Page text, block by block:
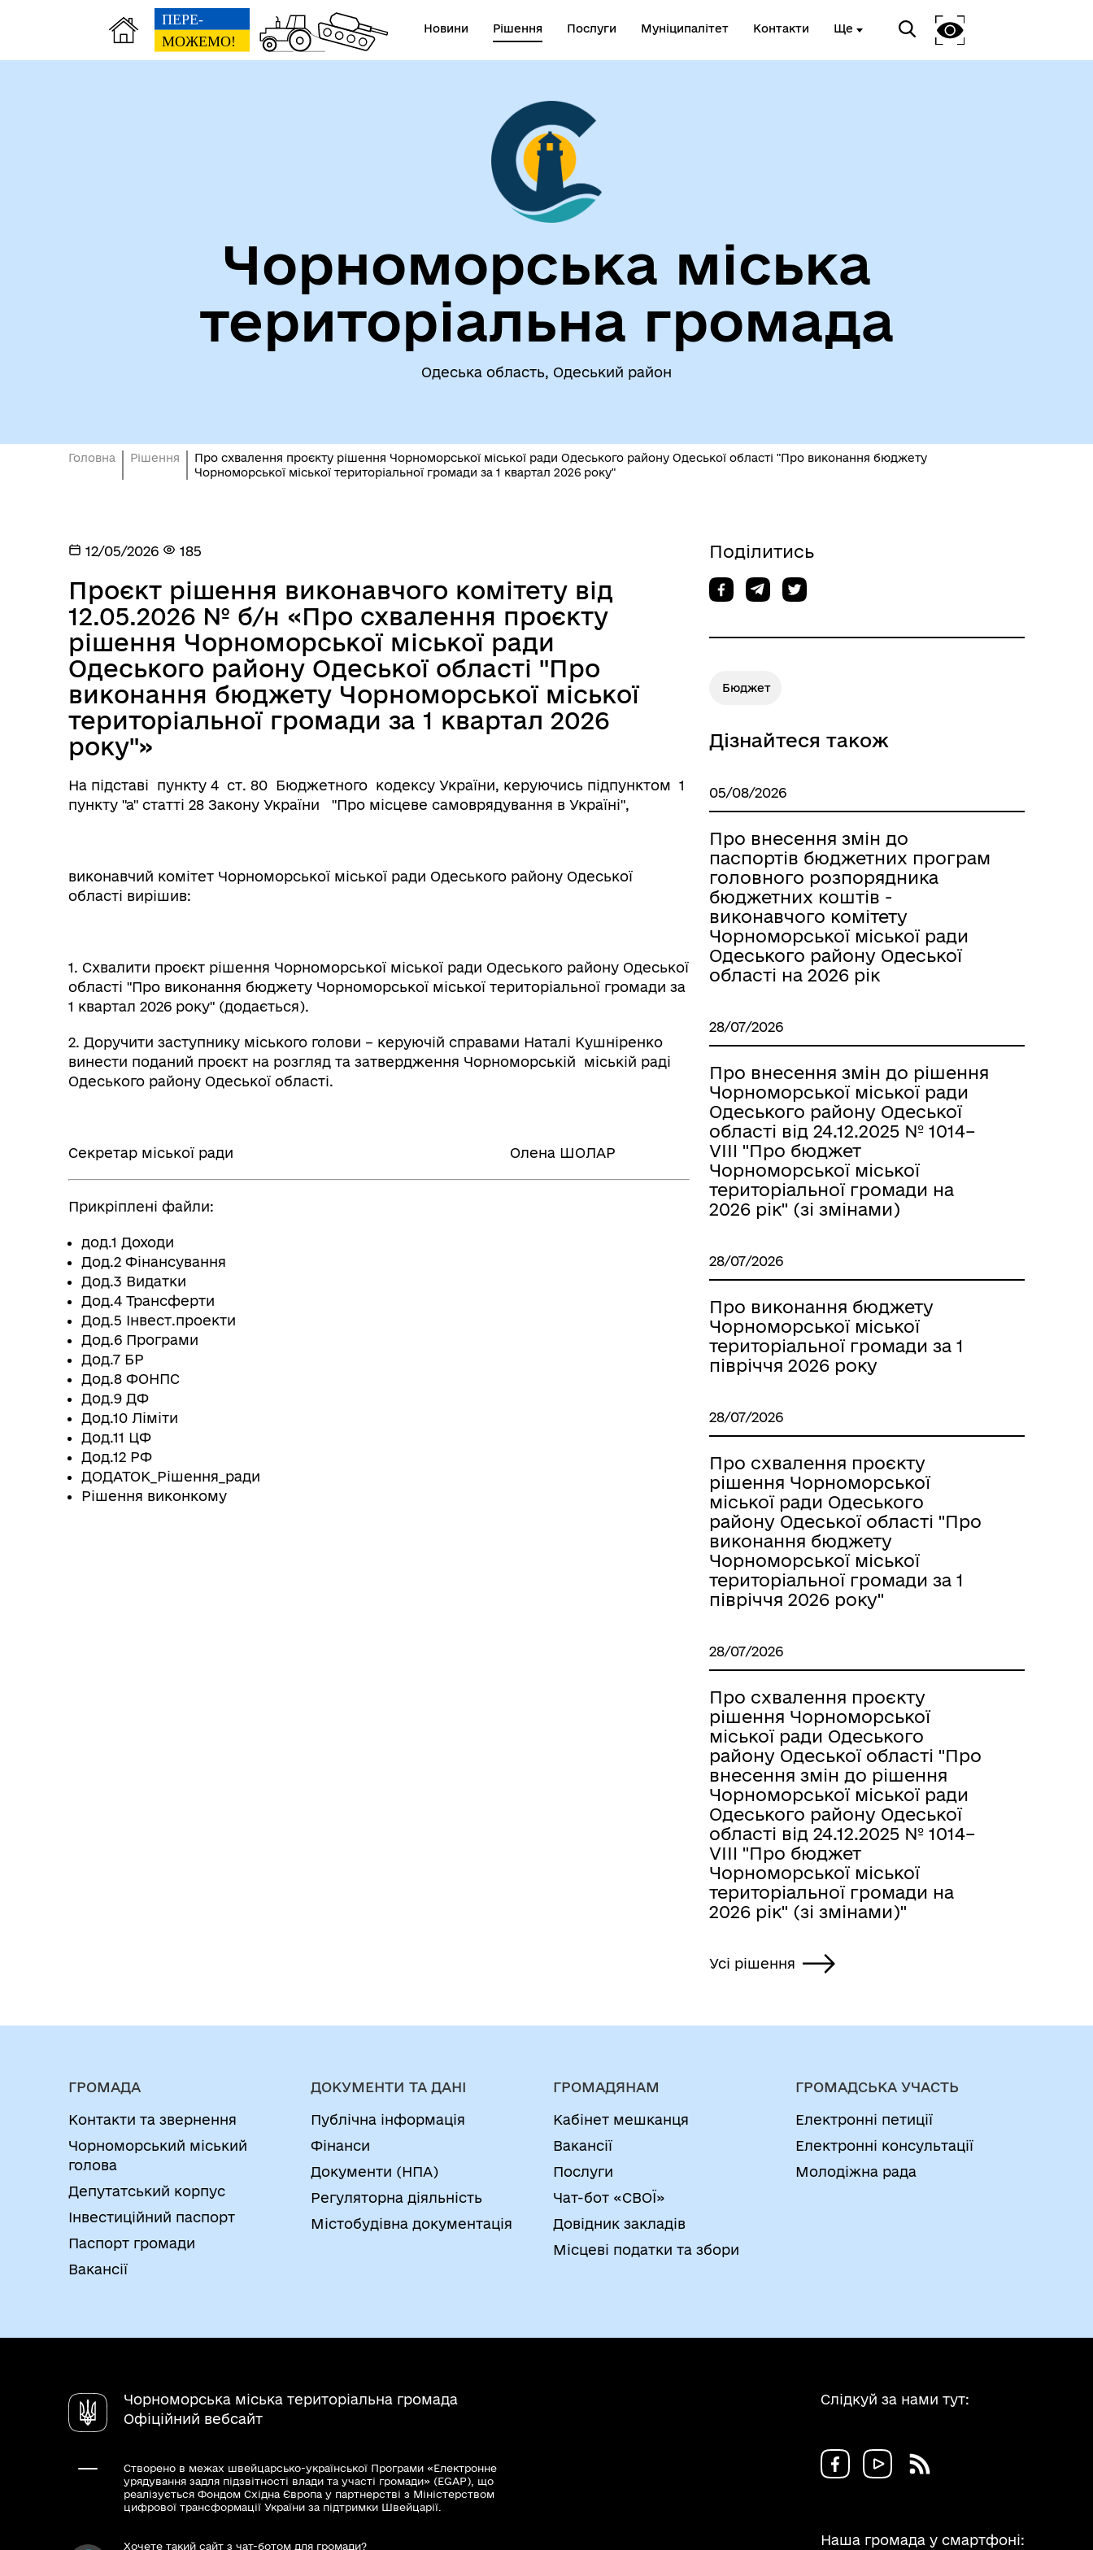
Новини Рішення Послуги Муніципалітет Контакти Ще
Місцеві податки та збори
Герої не вмирають!
До уваги внутрішньо
переміщених осіб
Чорноморська міська
територіальна громада
Одеська область, Одеський район
Головна Рішення
Про схвалення проєкту рішення Чорноморської міської ради Одеського району Одеської області "Про виконання бюджету
Чорноморської міської територіальної громади за 1 квартал 2026 року"
12/05/2026 185
Проєкт рішення виконавчого комітету від
12.05.2026 № б/н «Про схвалення проєкту
рішення Чорноморської міської ради
Одеського району Одеської області "Про
виконання бюджету Чорноморської міської
територіальної громади за 1 квартал 2026
року"»
На підставі пункту 4 ст. 80 Бюджетного кодексу України, керуючись підпунктом 1
пункту "а" статті 28 Закону України "Про місцеве самоврядування в Україні",
виконавчий комітет Чорноморської міської ради Одеського району Одеської
області вирішив:
1. Схвалити проєкт рішення Чорноморської міської ради Одеського району Одеської
області "Про виконання бюджету Чорноморської міської територіальної громади за
1 квартал 2026 року" (додається).
2. Доручити заступнику міського голови – керуючій справами Наталі Кушніренко
винести поданий проєкт на розгляд та затвердження Чорноморській міській раді
Одеського району Одеської області.
Секретар міської ради Олена ШОЛАР
Прикріплені файли:
дод.1 Доходи
Дод.2 Фінансування
Дод.3 Видатки
Дод.4 Трансферти
Дод.5 Інвест.проекти
Дод.6 Програми
Дод.7 БР
Дод.8 ФОНПС
Дод.9 ДФ
Дод.10 Ліміти
Дод.11 ЦФ
Дод.12 РФ
ДОДАТОК_Рішення_ради
Рішення виконкому
Поділитись
Бюджет
Дізнайтеся також
05/08/2026
Про внесення змін до
паспортів бюджетних програм
головного розпорядника
бюджетних коштів -
виконавчого комітету
Чорноморської міської ради
Одеського району Одеської
області на 2026 рік
28/07/2026
Про внесення змін до рішення
Чорноморської міської ради
Одеського району Одеської
області від 24.12.2025 № 1014–
VІII "Про бюджет
Чорноморської міської
територіальної громади на
2026 рік" (зі змінами)
28/07/2026
Про виконання бюджету
Чорноморської міської
територіальної громади за 1
півріччя 2026 року
28/07/2026
Про схвалення проєкту
рішення Чорноморської
міської ради Одеського
району Одеської області "Про
виконання бюджету
Чорноморської міської
територіальної громади за 1
півріччя 2026 року"
28/07/2026
Про схвалення проєкту
рішення Чорноморської
міської ради Одеського
району Одеської області "Про
внесення змін до рішення
Чорноморської міської ради
Одеського району Одеської
області від 24.12.2025 № 1014–
VІII "Про бюджет
Чорноморської міської
територіальної громади на
2026 рік" (зі змінами)"
Усі рішення
ГРОМАДА
Контакти та звернення
Чорноморський міський
голова
Депутатський корпус
Інвестиційний паспорт
Паспорт громади
Вакансії
ДОКУМЕНТИ ТА ДАНІ
Публічна інформація
Фінанси
Документи (НПА)
Регуляторна діяльність
Містобудівна документація
ГРОМАДЯНАМ
Кабінет мешканця
Вакансії
Послуги
Чат-бот «СВОЇ»
Довідник закладів
Місцеві податки та збори
ГРОМАДСЬКА УЧАСТЬ
Електронні петиції
Електронні консультації
Молодіжна рада
Чорноморська міська територіальна громада
Офіційний вебсайт
Створено в межах швейцарсько-української Програми «Електронне
урядування задля підзвітності влади та участі громади» (EGAP), що
реалізується Фондом Східна Європа у партнерстві з Міністерством
цифрової трансформації України за підтримки Швейцарії.
Хочете такий сайт з чат-ботом для громади?
Слідкуй за нами тут:
Наша громада у смартфоні: